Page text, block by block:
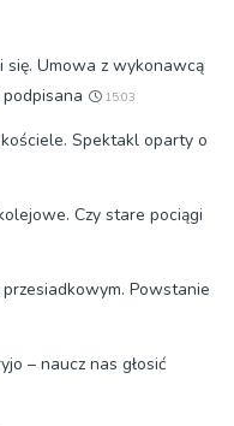
Umowa z wykonawcą
15:03
Spektakl oparty o
Czy stare pociągi
Powstanie
– naucz nas głosić